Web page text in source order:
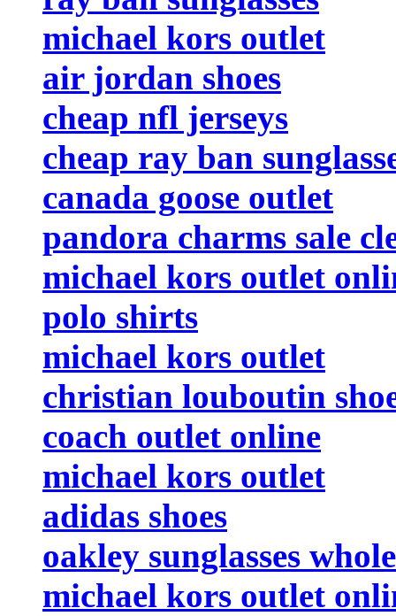
michael kors outlet
air jordan shoes
cheap nfl jerseys
cheap ray ban
canada goose outlet
pandora charms sale
michael kors outlet
polo shirts
michael kors outlet
christian louboutin
coach outlet online
michael kors outlet
adidas shoes
oakley sunglasses
michael kors outlet